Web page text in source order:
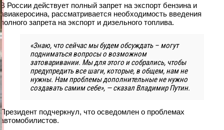
В России действует полный запрет на экспорт бензина и
авиакеросина, рассматривается необходимость введения
полного запрета на экспорт и дизельного топлива.
«Знаю, что сейчас мы будем обсуждать – могут
подниматься вопросы о возможном
затоваривании. Мы для этого и собрались, чтобы
предупредить все шаги, которые, в общем, нам не
нужны. Нам проблемы дополнительные не нужно
создавать самим себе», — сказал Владимир Путин.
Президент подчеркнул, что осведомлен о проблемах
автомобилистов.